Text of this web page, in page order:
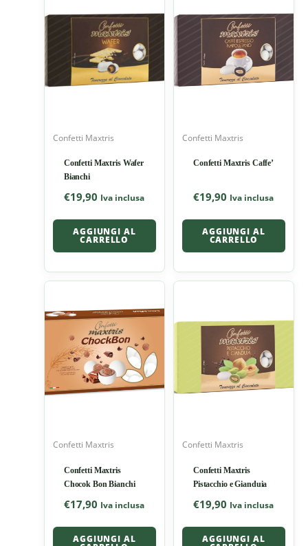
Confetti Maxtris
Confetti Maxtris Wafer
Bianchi
€19,90 Iva inclusa
AGGIUNGI AL
CARRELLO
Confetti Maxtris
Confetti Maxtris Caffe’
€19,90 Iva inclusa
AGGIUNGI AL
CARRELLO
Confetti Maxtris
Confetti Maxtris
Chocok Bon Bianchi
€17,90 Iva inclusa
AGGIUNGI AL
Confetti Maxtris
Confetti Maxtris
Pistacchio e Gianduia
€19,90 Iva inclusa
AGGIUNGI AL